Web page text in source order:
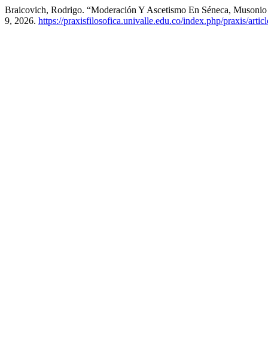
Braicovich, Rodrigo. “Moderación Y Ascetismo En Séneca,
9, 2026. https://praxisfilosofica.univalle.edu.co/index.php/praxis/